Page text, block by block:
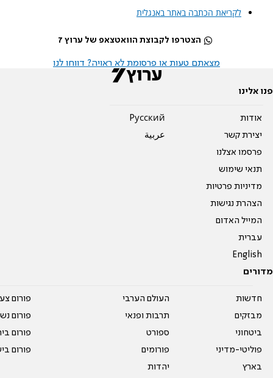
לקריאת הכתבה באתר באנגלית
הצטרפו לקבוצת הוואטצאפ של ערוץ 7
מצאתם טעות או פרסומת לא ראויה? דווחו לנו
פנו אלינו
אודות
יצירת קשר
פרסמו אצלנו
תנאי שימוש
מדיניות פרטיות
הצהרת נגישות
המייל האדום
עברית
English
Pусский
عربية
מדורים
חדשות
מבזקים
ביטחוני
פוליטי-מדיני
בארץ
העולם הערבי
תרבות ופנאי
ספורט
פורומים
יהדות
פורום
פורום
פורום
פורום